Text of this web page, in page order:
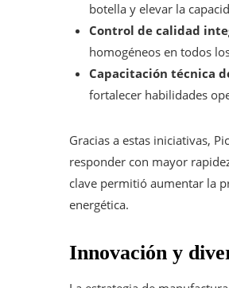
botella y elevar la
Control de calidad
homogéneos en todos
Capacitación técnica
fortalecer habilidades
Gracias a estas iniciativas,
responder con mayor
clave permitió aumentar la
energética.
Innovación y